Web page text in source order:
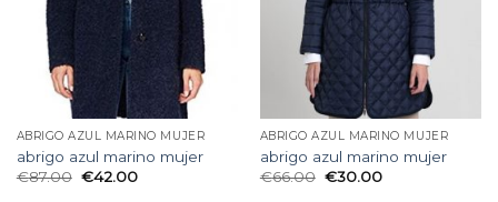
ABRIGO AZUL MARINO MUJER
abrigo azul marino mujer
€87.00 €42.00
ABRIGO AZUL MARINO MUJER
abrigo azul marino mujer
€66.00 €30.00